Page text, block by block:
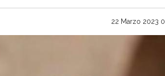
22 Marzo 2023